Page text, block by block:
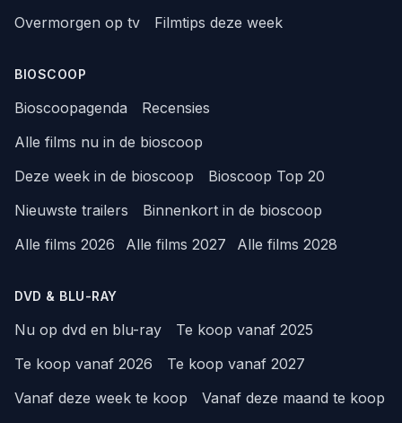
Overmorgen op tv
Filmtips deze week
BIOSCOOP
Bioscoopagenda
Recensies
Alle films nu in de bioscoop
Deze week in de bioscoop
Bioscoop Top 20
Nieuwste trailers
Binnenkort in de bioscoop
Alle films 2026
Alle films 2027 Alle films 2028
DVD & BLU-RAY
Nu op dvd en blu-ray
Te koop vanaf 2025
Te koop vanaf 2026
Te koop vanaf 2027
Vanaf deze week te koop
Vanaf deze maand te koop